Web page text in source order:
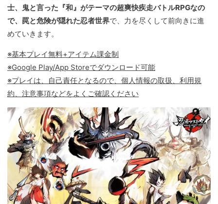
士、鬼と言った『和』がテーマの超爽快疾走バトルRPGなの
で、罠と危険が隠れた忍者世界で、力を尽くして前向きに進
めていきます。
※基本プレイ無料+アイテム課金制
※Google Play/App Storeでダウンロード可能
※プレイは、自己責任となるので、個人情報の取扱、利用規
約、注意事項などをよくご確認ください